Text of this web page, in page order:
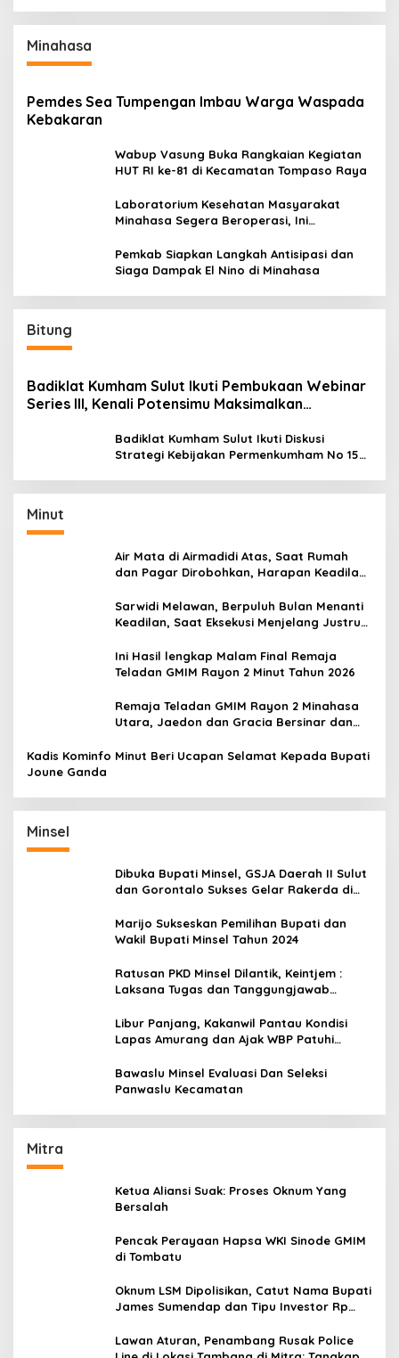
Minahasa
Pemdes Sea Tumpengan Imbau Warga Waspada
Kebakaran
Wabup Vasung Buka Rangkaian Kegiatan
HUT RI ke-81 di Kecamatan Tompaso Raya
Laboratorium Kesehatan Masyarakat
Minahasa Segera Beroperasi, Ini
Pemkab Siapkan Langkah Antisipasi dan
Siaga Dampak El Nino di Minahasa
Bitung
Badiklat Kumham Sulut Ikuti Pembukaan Webinar
Series III, Kenali Potensimu Maksimalkan
Badiklat Kumham Sulut Ikuti Diskusi
Strategi Kebijakan Permenkumham No 15
Minut
Air Mata di Airmadidi Atas, Saat Rumah
dan Pagar Dirobohkan, Harapan Keadilan
Sarwidi Melawan, Berpuluh Bulan Menanti
Keadilan, Saat Eksekusi Menjelang Justru
Ini Hasil lengkap Malam Final Remaja
Teladan GMIM Rayon 2 Minut Tahun 2026
Remaja Teladan GMIM Rayon 2 Minahasa
Utara, Jaedon dan Gracia Bersinar dan
Kadis Kominfo Minut Beri Ucapan Selamat Kepada Bupati
Joune Ganda
Minsel
Dibuka Bupati Minsel, GSJA Daerah II Sulut
dan Gorontalo Sukses Gelar Rakerda di
Marijo Sukseskan Pemilihan Bupati dan
Wakil Bupati Minsel Tahun 2024
Ratusan PKD Minsel Dilantik, Keintjem :
Laksana Tugas dan Tanggungjawab
Libur Panjang, Kakanwil Pantau Kondisi
Lapas Amurang dan Ajak WBP Patuhi
Bawaslu Minsel Evaluasi Dan Seleksi
Panwaslu Kecamatan
Mitra
Ketua Aliansi Suak: Proses Oknum Yang
Bersalah
Pencak Perayaan Hapsa WKI Sinode GMIM
di Tombatu
Oknum LSM Dipolisikan, Catut Nama Bupati
James Sumendap dan Tipu Investor Rp
Lawan Aturan, Penambang Rusak Police